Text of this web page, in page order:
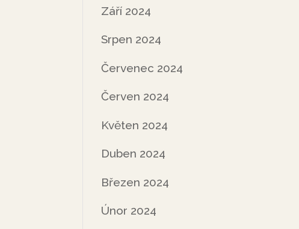
Září 2024
Srpen 2024
Červenec 2024
Červen 2024
Květen 2024
Duben 2024
Březen 2024
Únor 2024